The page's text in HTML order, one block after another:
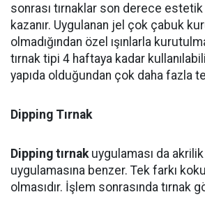
sonrası tırnaklar son derece
kazanır. Uygulanan jel çok çabuk
olmadığından özel ışınlarla
tırnak tipi 4 haftaya kadar
yapıda olduğundan çok daha fazla
Dipping Tırnak
Dipping tırnak uygulaması da akrilik
uygulamasına benzer. Tek farkı
olmasıdır. İşlem sonrasında tırnak